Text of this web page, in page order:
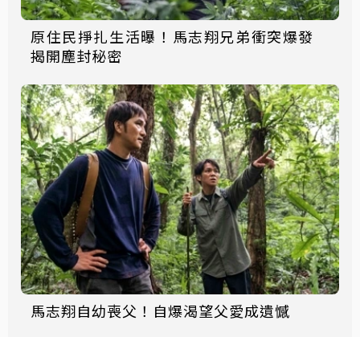
原住民掙扎生活曝！馬志翔兄弟衝突爆發
揭開塵封秘密
馬志翔自幼喪父！自爆渴望父愛成遺憾